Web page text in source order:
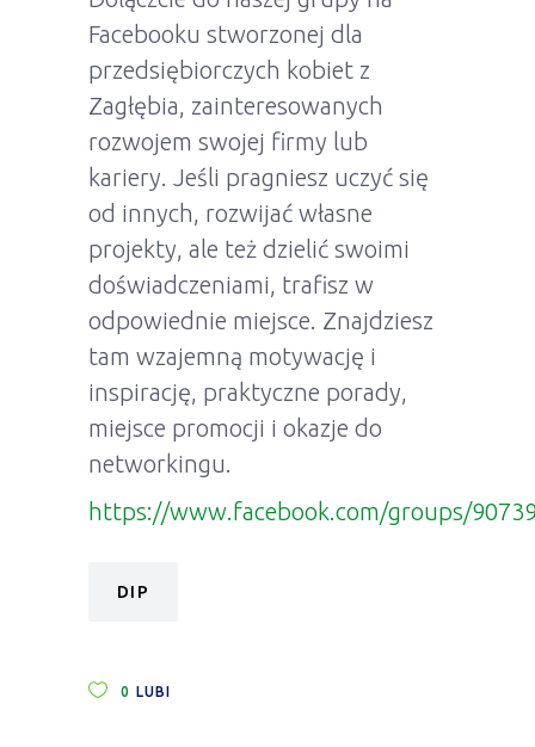
Facebooku stworzonej dla
przedsiębiorczych kobiet z
Zagłębia, zainteresowanych
rozwojem swojej firmy lub
kariery. Jeśli pragniesz uczyć się
od innych, rozwijać własne
projekty, ale też dzielić swoimi
doświadczeniami, trafisz w
odpowiednie miejsce. Znajdziesz
tam wzajemną motywację i
inspirację, praktyczne porady,
miejsce promocji i okazje do
networkingu.
https://www.facebook.com/groups/
DIP
0 LUBI